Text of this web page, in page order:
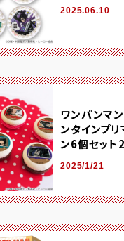
2025.06.10
ワンパンマ
ンタインプ
ン6個セット
2025/1/21